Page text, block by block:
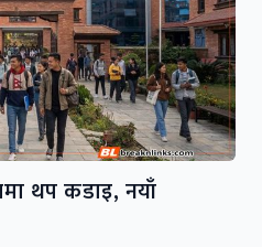
थप कडाइ, नयाँ